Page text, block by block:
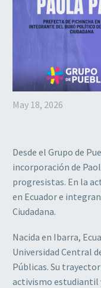
May 18, 2026
Desde el Grupo de
incorporación de
progresistas. En la
en Ecuador e
Ciudadana.
Nacida en Ibarra,
Universidad Central
Públicas. Su
activismo estudiantil